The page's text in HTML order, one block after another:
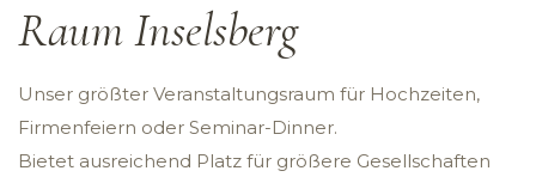
Raum Inselsberg
Unser größter Veranstaltungsraum für Hochzeiten,
Firmenfeiern oder Seminar-Dinner.
Bietet ausreichend Platz für größere Gesellschaften